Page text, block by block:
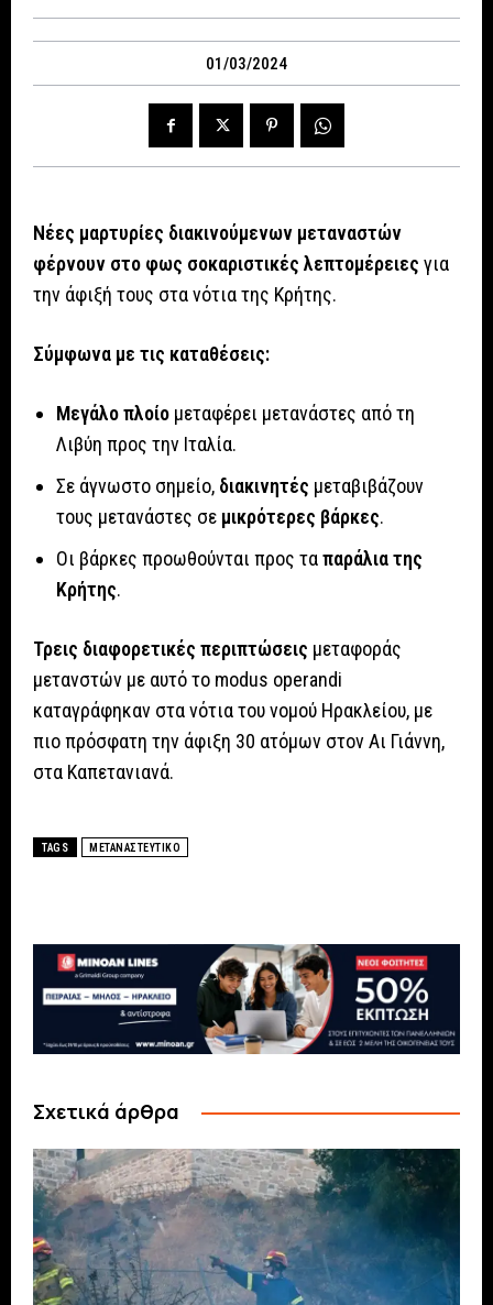
01/03/2024
Νέες μαρτυρίες διακινούμενων μεταναστών
φέρνουν στο φως σοκαριστικές λεπτομέρειες για
την άφιξή τους στα νότια της Κρήτης.
Σύμφωνα με τις καταθέσεις:
Μεγάλο πλοίο μεταφέρει μετανάστες από τη
Λιβύη προς την Ιταλία.
Σε άγνωστο σημείο, διακινητές μεταβιβάζουν
τους μετανάστες σε μικρότερες βάρκες.
Οι βάρκες προωθούνται προς ταπαράλια της
Κρήτης.
Τρεις διαφορετικές περιπτώσεις μεταφοράς
μετανστών με αυτό το modus operandi
καταγράφηκαν στα νότια του νομού Ηρακλείου, με
πιο πρόσφατη την άφιξη 30 ατόμων στον Αι Γιάννη,
στα Καπετανιανά.
TAGS ΜΕΤΑΝΑΣΤΕΥΤΙΚΟ
Σχετικά άρθρα